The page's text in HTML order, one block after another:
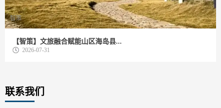
智策
【智策】文旅融合赋能山区海岛县...
2026-07-31
联系我们